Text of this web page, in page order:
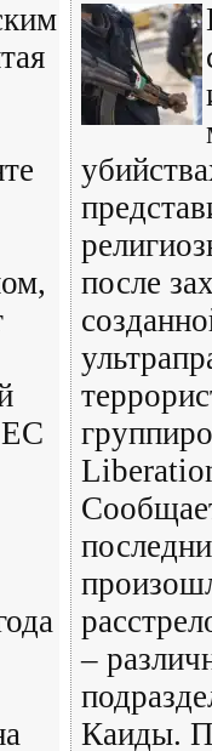
после
–
Каиды.